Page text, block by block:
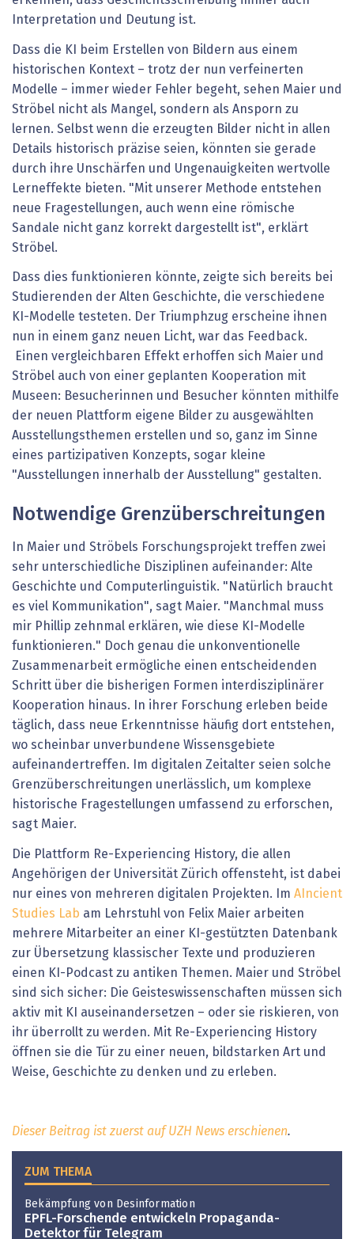
Interpretation und Deutung ist.
Dass die KI beim Erstellen von Bildern aus einem
historischen Kontext – trotz der nun verfeinerten
Modelle – immer wieder Fehler begeht, sehen Maier und
Ströbel nicht als Mangel, sondern als Ansporn zu
lernen. Selbst wenn die erzeugten Bilder nicht in allen
Details historisch präzise seien, könnten sie gerade
durch ihre Unschärfen und Ungenauigkeiten wertvolle
Lerneffekte bieten. "Mit unserer Methode entstehen
neue Fragestellungen, auch wenn eine römische
Sandale nicht ganz korrekt dargestellt ist", erklärt
Ströbel.
Dass dies funktionieren könnte, zeigte sich bereits bei
Studierenden der Alten Geschichte, die verschiedene
KI-Modelle testeten. Der Triumphzug erscheine ihnen
nun in einem ganz neuen Licht, war das Feedback.
Einen vergleichbaren Effekt erhoffen sich Maier und
Ströbel auch von einer geplanten Kooperation mit
Museen: Besucherinnen und Besucher könnten mithilfe
der neuen Plattform eigene Bilder zu ausgewählten
Ausstellungsthemen erstellen und so, ganz im Sinne
eines partizipativen Konzepts, sogar kleine
"Ausstellungen innerhalb der Ausstellung" gestalten.
Notwendige Grenzüberschreitungen
In Maier und Ströbels Forschungsprojekt treffen zwei
sehr unterschiedliche Disziplinen aufeinander: Alte
Geschichte und Computerlinguistik. "Natürlich braucht
es viel Kommunikation", sagt Maier. "Manchmal muss
mir Phillip zehnmal erklären, wie diese KI-Modelle
funktionieren." Doch genau die unkonventionelle
Zusammenarbeit ermögliche einen entscheidenden
Schritt über die bisherigen Formen interdisziplinärer
Kooperation hinaus. In ihrer Forschung erleben beide
täglich, dass neue Erkenntnisse häufig dort entstehen,
wo scheinbar unverbundene Wissensgebiete
aufeinandertreffen. Im digitalen Zeitalter seien solche
Grenzüberschreitungen unerlässlich, um komplexe
historische Fragestellungen umfassend zu erforschen,
sagt Maier.
Die Plattform Re-Experiencing History, die allen
Angehörigen der Universität Zürich offensteht, ist dabei
nur eines von mehreren digitalen Projekten. Im AIncient
Studies Lab am Lehrstuhl von Felix Maier arbeiten
mehrere Mitarbeiter an einer KI-gestützten Datenbank
zur Übersetzung klassischer Texte und produzieren
einen KI-Podcast zu antiken Themen. Maier und Ströbel
sind sich sicher: Die Geisteswissenschaften müssen sich
aktiv mit KI auseinandersetzen – oder sie riskieren, von
ihr überrollt zu werden. Mit Re-Experiencing History
öffnen sie die Tür zu einer neuen, bildstarken Art und
Weise, Geschichte zu denken und zu erleben.
Dieser Beitrag ist zuerst auf UZH News erschienen.
ZUM THEMA
Bekämpfung von Desinformation
EPFL-Forschende entwickeln Propaganda-
Detektor für Telegram